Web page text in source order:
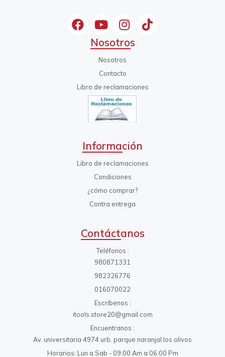
Nosotros
Nosotros
Contacto
Libro de reclamaciones
Información
Libro de reclamaciones
Condiciones
¿cómo comprar?
Contra entrega
Contáctanos
Teléfonos
980871331
982326776
016070022
Escríbenos
itools.store20@gmail.com
Encuentranos
Av. universitaria 4974 urb. parque naranjal los olivos
Horarios: Lun a Sab - 09:00 Am a 06:00 Pm